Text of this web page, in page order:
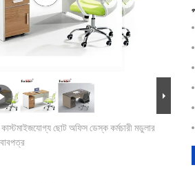
কাস্টমাইজযোগ্য ছোট অফিস ডেস্ক কর্মচারী মডুলার